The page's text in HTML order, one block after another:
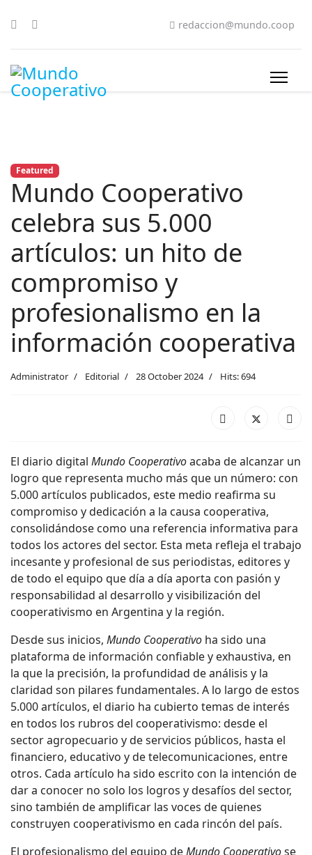
redaccion@mundo.coop
Featured
Mundo Cooperativo
celebra sus 5.000
artículos: un hito de
compromiso y
profesionalismo en la
información cooperativa
Administrator Editorial 28 October 2024 Hits: 694
El diario digital Mundo Cooperativoacaba de alcanzar un
logro que representa mucho más que un número: con
5.000 artículos publicados, este medio reafirma su
compromiso y dedicación a la causa cooperativa,
consolidándose como una referencia informativa para
todos los actores del sector. Esta meta refleja el trabajo
incesante y profesional de sus periodistas, editores y
de todo el equipo que día a día aporta con pasión y
responsabilidad al desarrollo y visibilización del
cooperativismo en Argentina y la región.
Desde sus inicios, Mundo Cooperativo ha sido una
plataforma de información confiable y exhaustiva, en
la que la precisión, la profundidad de análisis y la
claridad son pilares fundamentales. A lo largo de estos
5.000 artículos, el diario ha cubierto temas de interés
en todos los rubros del cooperativismo: desde el
sector agropecuario y de servicios públicos, hasta el
financiero, educativo y de telecomunicaciones, entre
otros. Cada artículo ha sido escrito con la intención de
dar a conocer no solo los logros y desafíos del sector,
sino también de amplificar las voces de quienes
construyen cooperativismo en cada rincón del país.
El profesionalismo del equipo deMundo Cooperativose